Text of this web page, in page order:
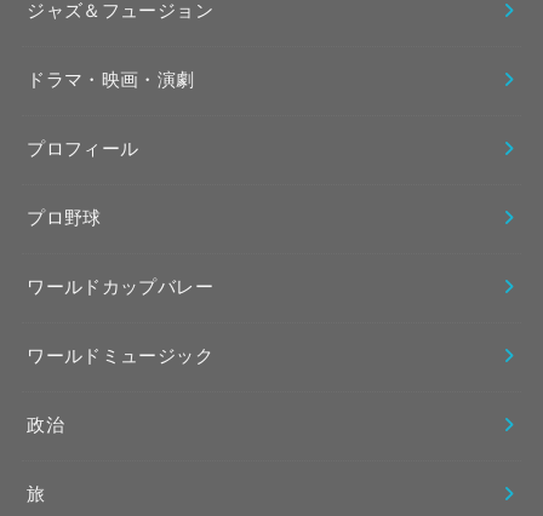
ジャズ＆フュージョン
ドラマ・映画・演劇
プロフィール
プロ野球
ワールドカップバレー
ワールドミュージック
政治
旅